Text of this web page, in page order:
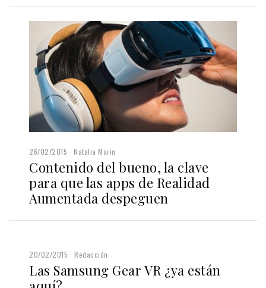
26/02/2015 Natalia Marin
Contenido del bueno, la clave
para que las apps de Realidad
Aumentada despeguen
20/02/2015 Redacción
Las Samsung Gear VR ¿ya están